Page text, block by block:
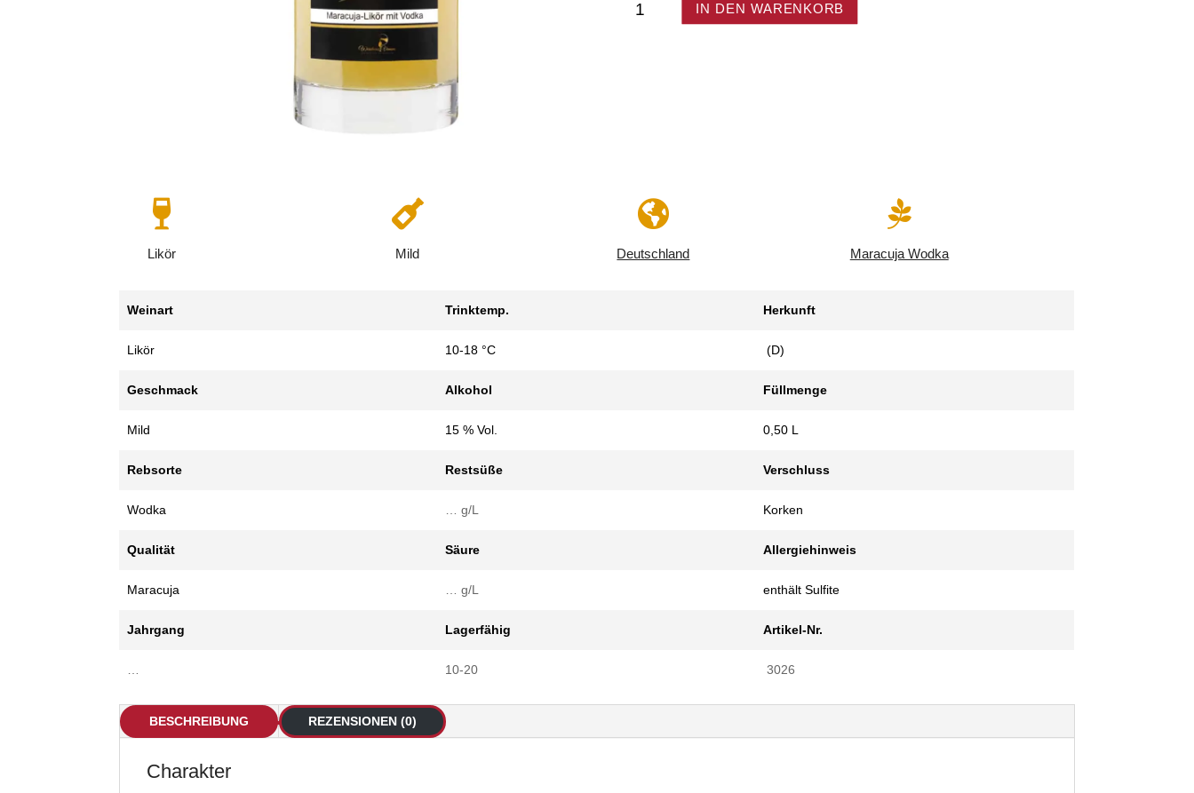
IN DEN WARENKORB

Likör

Mild

Deutschland

Maracuja Wodka
Weinart Trinktemp. Herkunft
Likör 10-18 °C (D)
Geschmack Alkohol Füllmenge
Mild 15 % Vol. 0,50 L
Rebsorte Restsüße Verschluss
Wodka … g/L Korken
Qualität Säure Allergiehinweis
Maracuja … g/L enthält Sulfite
Jahrgang Lagerfähig Artikel-Nr.
10-20 3026
BESCHREIBUNG REZENSIONEN (0)
Charakter